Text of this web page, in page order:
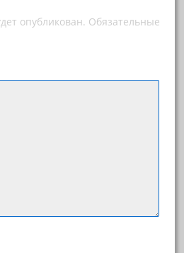
опубликован. Обязательные